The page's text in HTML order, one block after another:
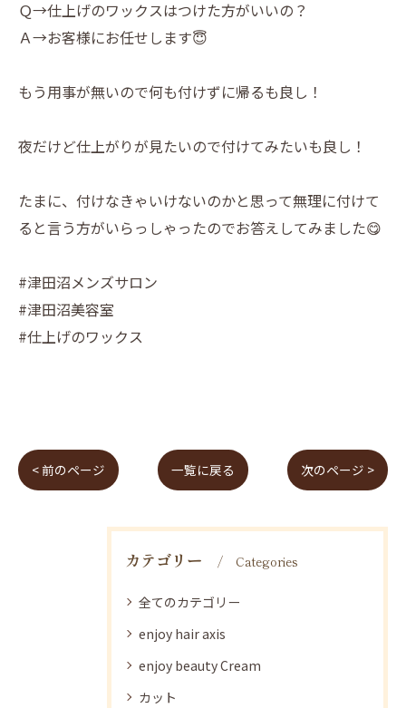
Ｑ→仕上げのワックスはつけた方がいいの？
Ａ→お客様にお任せします😇
もう用事が無いので何も付けずに帰るも良し！
夜だけど仕上がりが見たいので付けてみたいも良し！
たまに、付けなきゃいけないのかと思って無理に付けて
ると言う方がいらっしゃったのでお答えしてみました😋
#津田沼メンズサロン
#津田沼美容室
#仕上げのワックス
< 前のページ 一覧に戻る 次のページ >
カテゴリー Categories
全てのカテゴリー
enjoy hair axis
enjoy beauty Cream
カット